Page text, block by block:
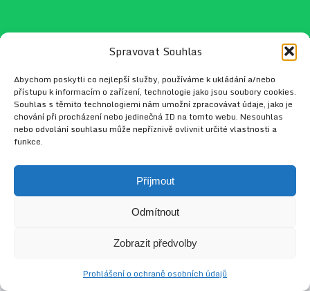
Spravovat Souhlas
Abychom poskytli co nejlepší služby, používáme k ukládání a/nebo
přístupu k informacím o zařízení, technologie jako jsou soubory cookies.
Souhlas s těmito technologiemi nám umožní zpracovávat údaje, jako je
chování při procházení nebo jedinečná ID na tomto webu. Nesouhlas
nebo odvolání souhlasu může nepříznivě ovlivnit určité vlastnosti a
funkce.
Příjmout
Odmítnout
Zobrazit předvolby
Prohlášení o ochraně osobních údajů
Radek Tejkl